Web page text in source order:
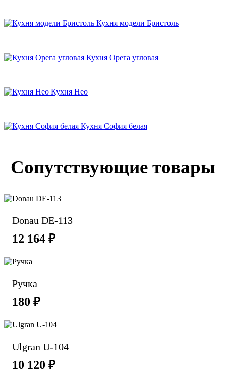
Кухня модели Бристоль
Кухня Орега угловая
Кухня Нео
Кухня София белая
Сопутствующие товары
Donau DE-113
12 164 ₽
Ручка
180 ₽
Ulgran U-104
10 120 ₽